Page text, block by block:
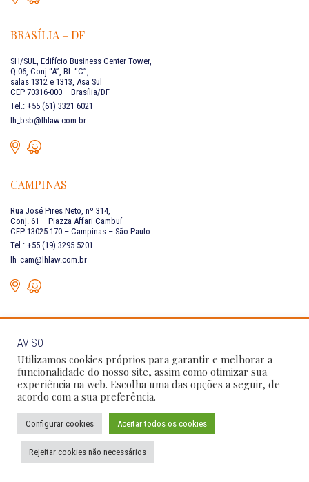
BRASÍLIA – DF
SH/SUL, Edifício Business Center Tower,
Q.06, Conj “A”, Bl. “C”,
salas 1312 e 1313, Asa Sul
CEP 70316-000 – Brasília/DF
Tel.: +55 (61) 3321 6021
lh_bsb@lhlaw.com.br
CAMPINAS
Rua José Pires Neto, nº 314,
Conj. 61 – Piazza Affari Cambuí
CEP 13025-170 – Campinas – São Paulo
Tel.: +55 (19) 3295 5201
lh_cam@lhlaw.com.br
FALE CONOSCO
Siga as nossas redes sociais:
Política de Privacidade Condições de Uso
AVISO
Utilizamos cookies próprios para garantir e melhorar a
funcionalidade do nosso site, assim como otimizar sua
experiência na web. Escolha uma das opções a seguir, de
acordo com a sua preferência.
Configurar cookies Aceitar todos os cookies
Rejeitar cookies não necessários